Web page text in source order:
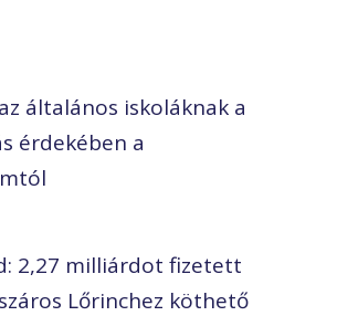
általános iskoláknak a
érdekében a
2,27 milliárdot fizetett
Lőrinchez köthető